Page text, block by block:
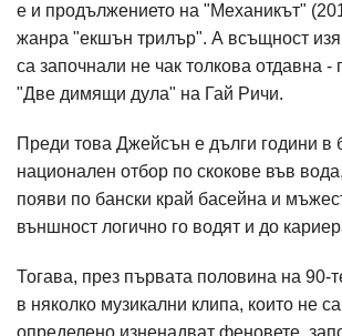
е и продължението на "Механикът"
жанра "екшън трилър". А всъщност
са започнали не чак толкова отдавна -
"Две димящи дула" на Гай Ричи.
Преди това Джейсън е дълги години в
национален отбор по скокове във
появи по бански край басейна и
външност логично го водят и до
Тогава, през първата половина на 90-
в няколко музикални клипа, които не
определено изненадват феновете,